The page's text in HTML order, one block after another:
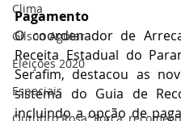
Clima
Gilson Aguiar
Eleições 2020
Especiais
Pagamento
O coordenador de
Receita Estadual do
Serafim, destacou as
sistema do Guia de
incluindo a opção de